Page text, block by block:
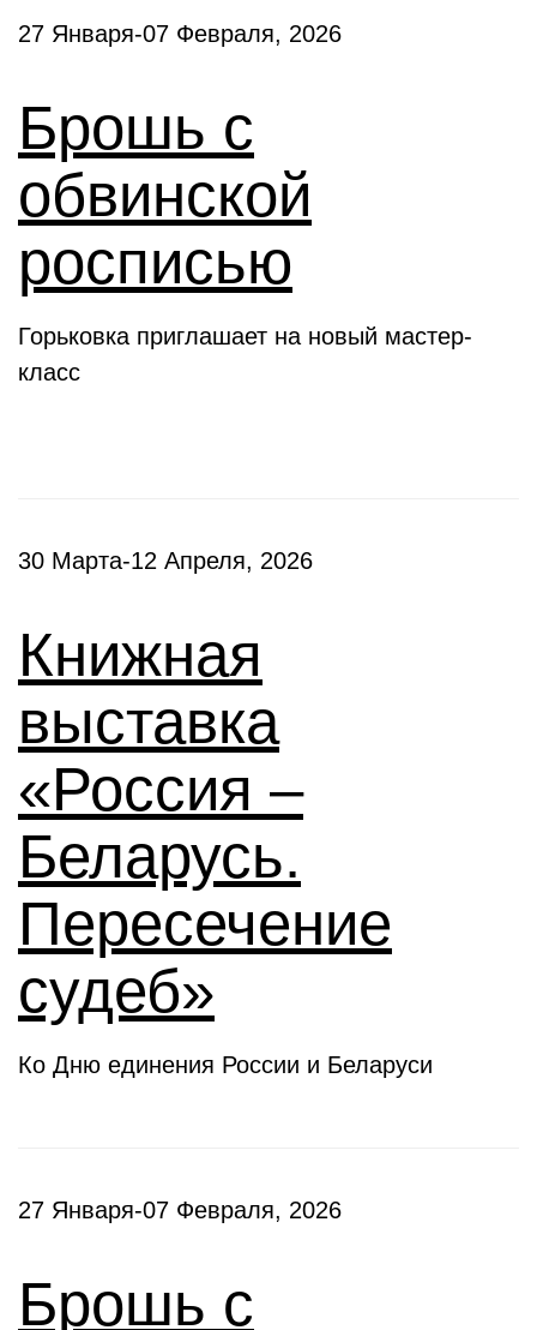
27 Января-07 Февраля, 2026
Брошь с
обвинской
росписью
Горьковка приглашает на новый мастер-
класс
30 Марта-12 Апреля, 2026
Книжная
выставка
«Россия –
Беларусь.
Пересечение
судеб»
Ко Дню единения России и Беларуси
27 Января-07 Февраля, 2026
Брошь с